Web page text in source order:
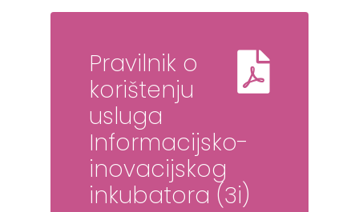
Pravilnik o
korištenju
usluga
Informacijsko-
inovacijskog
inkubatora (3i)